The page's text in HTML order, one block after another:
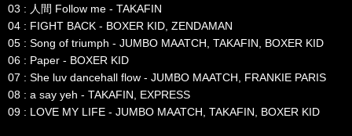
03 : 人間 Follow me - TAKAFIN
04 : FIGHT BACK - BOXER KID, ZENDAMAN
05 : Song of triumph - JUMBO MAATCH, TAKAFIN, BOXER KID
06 : Paper - BOXER KID
07 : She luv dancehall flow - JUMBO MAATCH, FRANKIE PARIS
08 : a say yeh - TAKAFIN, EXPRESS
09 : LOVE MY LIFE - JUMBO MAATCH, TAKAFIN, BOXER KID